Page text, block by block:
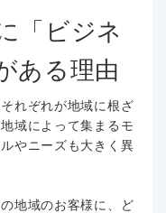
「ビジネ
ある理由
れぞれが地域に根ざ
域によって集まるモ
やニーズも大きく異
地域のお客様に、ど